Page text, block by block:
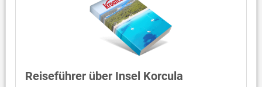
Reiseführer über Insel Korcula